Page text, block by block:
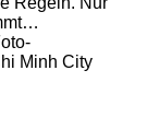
Minh City